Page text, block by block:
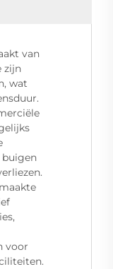
van
zijn
wat
buigen
voor